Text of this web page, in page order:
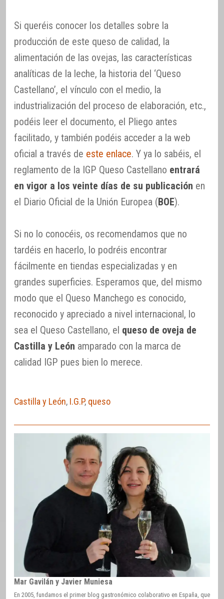
Si queréis conocer los detalles sobre la
producción de este queso de calidad, la
alimentación de las ovejas, las características
analíticas de la leche, la historia del ‘Queso
Castellano’, el vínculo con el medio, la
industrialización del proceso de elaboración, etc.,
podéis leer el documento, el Pliego antes
facilitado, y también podéis acceder a la web
oficial a través de este enlace. Y ya lo sabéis, el
reglamento de la IGP Queso Castellano entrará
en vigor a los veinte días de su publicación en
el Diario Oficial de la Unión Europea (BOE).
Si no lo conocéis, os recomendamos que no
tardéis en hacerlo, lo podréis encontrar
fácilmente en tiendas especializadas y en
grandes superficies. Esperamos que, del mismo
modo que el Queso Manchego es conocido,
reconocido y apreciado a nivel internacional, lo
sea el Queso Castellano, el queso de oveja de
Castilla y León amparado con la marca de
calidad IGP pues bien lo merece.
Castilla y León, I.G.P, queso
Mar Gavilán y Javier Muniesa
En 2005, fundamos el primer blog gastronómico colaborativo en España, que